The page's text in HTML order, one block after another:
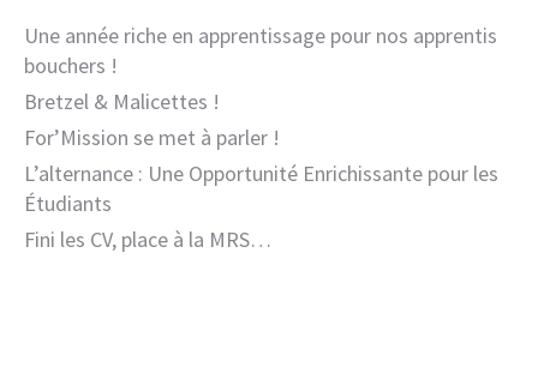
Une année riche en apprentissage pour nos apprentis
bouchers !
Bretzel & Malicettes !
For’Mission se met à parler !
L’alternance : Une Opportunité Enrichissante pour les
Étudiants
Fini les CV, place à la MRS…